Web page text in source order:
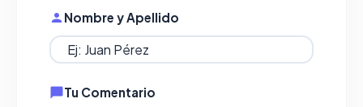
Nombre y Apellido
Tu Comentario